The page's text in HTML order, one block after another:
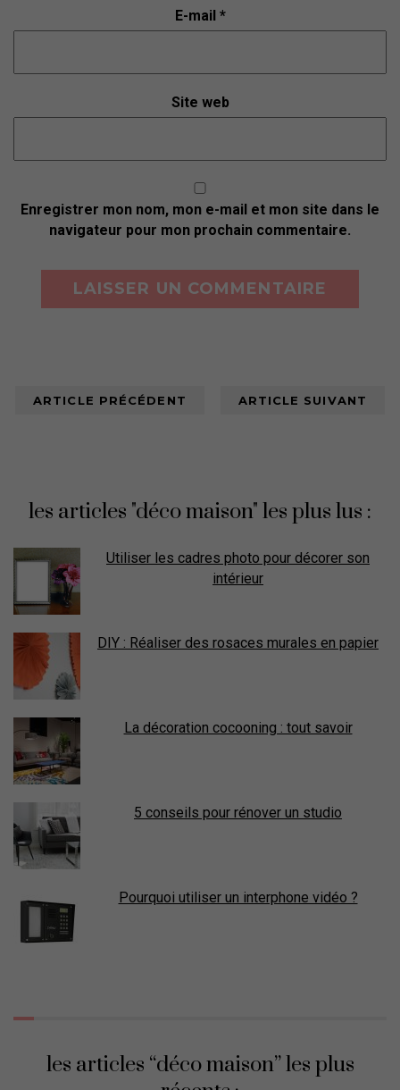
E-mail *
Site web
Enregistrer mon nom, mon e-mail et mon site dans le
navigateur pour mon prochain commentaire.
ARTICLE PRÉCÉDENT ARTICLE SUIVANT
les articles "déco maison" les plus lus :
Utiliser les cadres photo pour décorer son
intérieur
DIY : Réaliser des rosaces murales en papier
La décoration cocooning : tout savoir
5 conseils pour rénover un studio
Pourquoi utiliser un interphone vidéo ?
les articles “déco maison” les plus